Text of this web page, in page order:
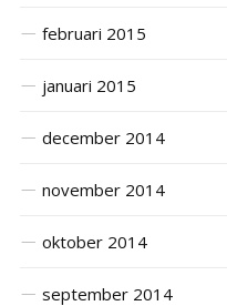
februari 2015
januari 2015
december 2014
november 2014
oktober 2014
september 2014